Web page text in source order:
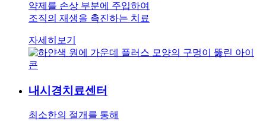
약제를 손상 부분에 주입하여
조직의 재생을 촉진하는 치료
자세히보기
내시경치료센터
최소한의 절개를 통해